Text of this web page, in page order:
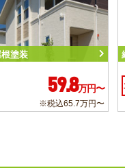
塗装
59.8万円〜
※税込65.7万円〜